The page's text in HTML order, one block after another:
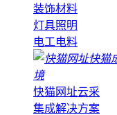
装饰材料
灯具照明
电工电料
快猫网址云采
集成解决方案